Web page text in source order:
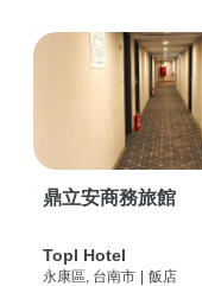
鼎立安商務旅館
Topl Hotel
永康區, 台南市 | 飯店